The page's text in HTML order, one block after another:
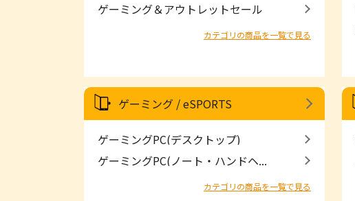
ゲーミング＆アウトレットセール
カテゴリの商品を一覧で見る
ゲーミング / eSPORTS
ゲーミングPC(デスクトップ)
ゲーミングPC(ノート・ハンドヘ...
カテゴリの商品を一覧で見る